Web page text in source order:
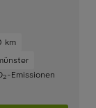
km
2-Emissionen